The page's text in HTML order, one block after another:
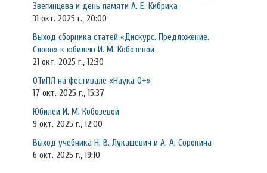
Звегинцева и день памяти А. Е. Кибрика
31 окт. 2025 г., 20:00
Выход сборника статей «Дискурс. Предложение.
Слово» к юбилею И. М. Кобозевой
21 окт. 2025 г., 12:30
ОТиПЛ на фестивале «Наука 0+»
17 окт. 2025 г., 15:37
Юбилей И. М. Кобозевой
9 окт. 2025 г., 12:00
Выход учебника Н. В. Лукашевич и А. А. Сорокина
6 окт. 2025 г., 19:10